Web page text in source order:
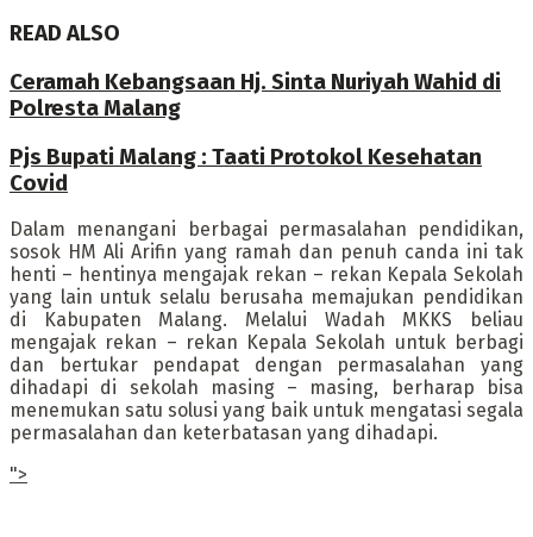
READ ALSO
Ceramah Kebangsaan Hj. Sinta Nuriyah Wahid di
Polresta Malang
Pjs Bupati Malang : Taati Protokol Kesehatan
Covid
Dalam menangani berbagai permasalahan pendidikan,
sosok HM Ali Arifin yang ramah dan penuh canda ini tak
henti – hentinya mengajak rekan – rekan Kepala Sekolah
yang lain untuk selalu berusaha memajukan pendidikan
di Kabupaten Malang. Melalui Wadah MKKS beliau
mengajak rekan – rekan Kepala Sekolah untuk berbagi
dan bertukar pendapat dengan permasalahan yang
dihadapi di sekolah masing – masing, berharap bisa
menemukan satu solusi yang baik untuk mengatasi segala
permasalahan dan keterbatasan yang dihadapi.
">